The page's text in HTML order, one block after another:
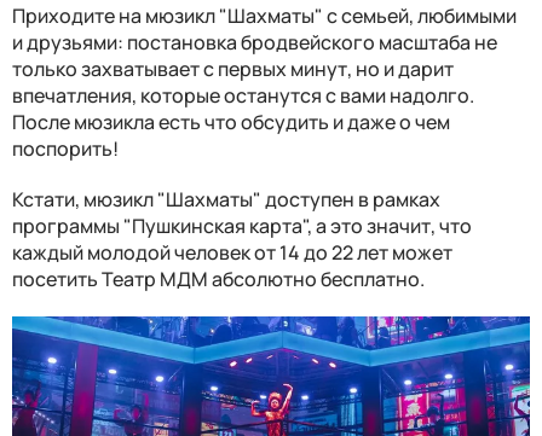
Приходите на мюзикл "Шахматы" с семьей, любимыми
и друзьями: постановка бродвейского масштаба не
только захватывает с первых минут, но и дарит
впечатления, которые останутся с вами надолго.
После мюзикла есть что обсудить и даже о чем
поспорить!
Кстати, мюзикл "Шахматы" доступен в рамках
программы "Пушкинская карта", а это значит, что
каждый молодой человек от 14 до 22 лет может
посетить Театр МДМ абсолютно бесплатно.